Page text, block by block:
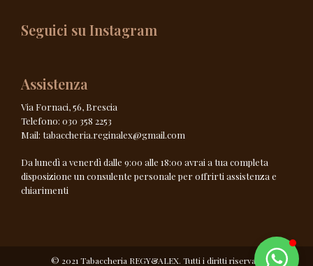
Seguici su Instagram
Assistenza
Via Fornaci, 56, Brescia
Telefono: 030 358 2253
Mail: tabaccheria.reginalex@gmail.com
Da lunedì a venerdì dalle 9:00 alle 18:00 avrai a tua completa
disposizione un consulente personale per offrirti assistenza e
chiarimenti
© 2021 Tabaccheria REGY&ALEX. Tutti i diritti riservati.